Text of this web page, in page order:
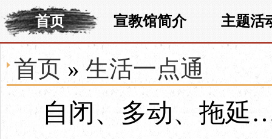
首页 宣教馆简介 主题活
首页 » 生活一点通
自闭、多动、拖